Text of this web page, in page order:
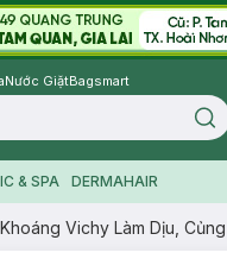
Nước GiặtBagsmart
& SPA DERMAHAIR
Vichy Làm Dịu,